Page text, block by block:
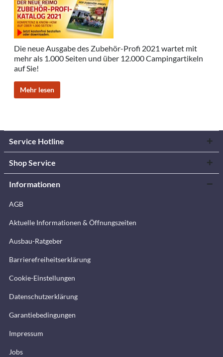
Die neue Ausgabe des Zubehör-Profi 2021 wartet mit
mehr als 1.000 Seiten und über 12.000 Campingartikeln
auf Sie!
Mehr lesen
Service Hotline
Shop Service
Informationen
AGB
Aktuelle Informationen & Öffnungszeiten
Ausbau-Ratgeber
Barrierefreiheitserklärung
Cookie-Einstellungen
Datenschutzerklärung
Garantiebedingungen
Impressum
Jobs